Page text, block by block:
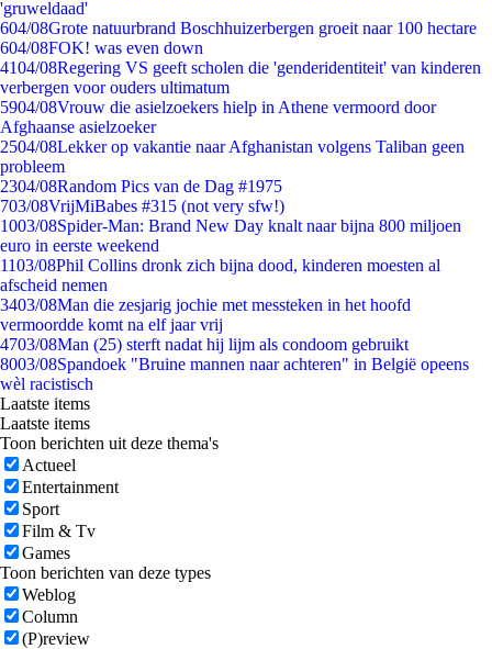
'gruweldaad'
604/08Grote natuurbrand Boschhuizerbergen groeit naar 100 hectare
604/08FOK! was even down
4104/08Regering VS geeft scholen die 'genderidentiteit' van kinderen
verbergen voor ouders ultimatum
5904/08Vrouw die asielzoekers hielp in Athene vermoord door
Afghaanse asielzoeker
2504/08Lekker op vakantie naar Afghanistan volgens Taliban geen
probleem
2304/08Random Pics van de Dag #1975
703/08VrijMiBabes #315 (not very sfw!)
1003/08Spider-Man: Brand New Day knalt naar bijna 800 miljoen
euro in eerste weekend
1103/08Phil Collins dronk zich bijna dood, kinderen moesten al
afscheid nemen
3403/08Man die zesjarig jochie met messteken in het hoofd
vermoordde komt na elf jaar vrij
4703/08Man (25) sterft nadat hij lijm als condoom gebruikt
8003/08Spandoek "Bruine mannen naar achteren" in België opeens
wèl racistisch
Laatste items
Laatste items
Toon berichten uit deze thema's
Actueel
Entertainment
Sport
Film & Tv
Games
Toon berichten van deze types
Weblog
Column
(P)review